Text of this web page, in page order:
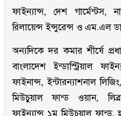
ফাইন্যান্স, দেশ গার্মেন্টস,
রিলায়েন্স ইন্সুরেন্স ও এম.এল
অন্যদিকে দর কমার শীর্ষে
বাংলাদেশ ইন্ডাস্ট্রিয়াল
ফাইনান্স, ইন্টারন্যাশনাল
মিউচুয়াল ফান্ড ওয়ান,
ফাইন্যান্স ১ম মিউচুয়াল ফান্ড,